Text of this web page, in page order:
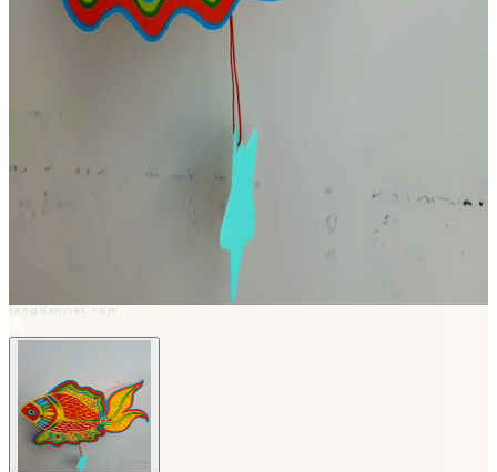
longdenviet.com